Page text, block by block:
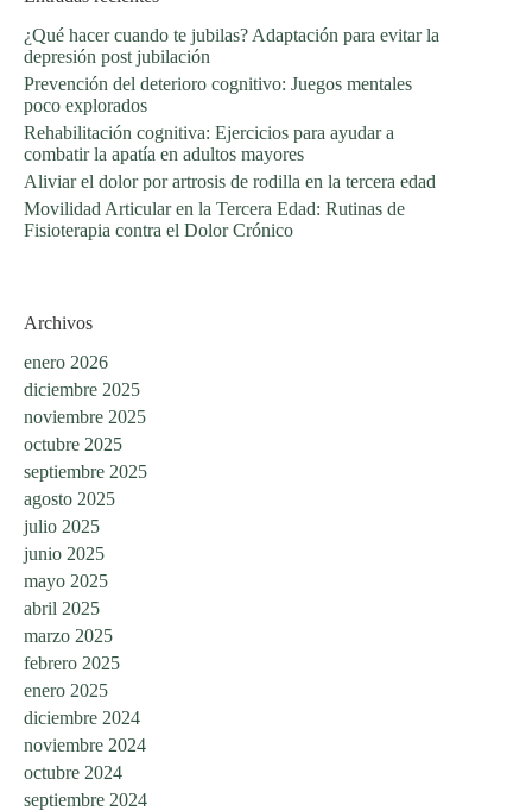
¿Qué hacer cuando te jubilas? Adaptación para evitar la
depresión post jubilación
Prevención del deterioro cognitivo: Juegos mentales
poco explorados
Rehabilitación cognitiva: Ejercicios para ayudar a
combatir la apatía en adultos mayores
Aliviar el dolor por artrosis de rodilla en la tercera edad
Movilidad Articular en la Tercera Edad: Rutinas de
Fisioterapia contra el Dolor Crónico
Archivos
enero 2026
diciembre 2025
noviembre 2025
octubre 2025
septiembre 2025
agosto 2025
julio 2025
junio 2025
mayo 2025
abril 2025
marzo 2025
febrero 2025
enero 2025
diciembre 2024
noviembre 2024
octubre 2024
septiembre 2024